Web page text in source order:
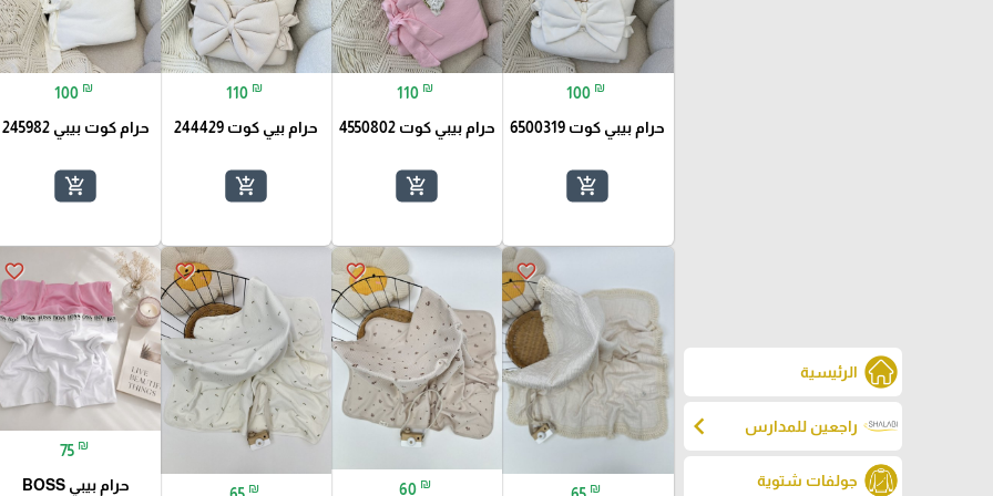
الرئيسية
راجعين للمدارس chevron_left
جولفات شتوية
100 ₪
حرام بيبي كوت 6500319
add_shopping_cart
110 ₪
حرام بيبي كوت 4550802
add_shopping_cart
110 ₪
حرام بيي كوت 244429
add_shopping_cart
100 ₪
حرام كوت بيبي 245982
add_shopping_cart
favorite_border
₪
favorite_border
60 ₪
favorite_border
₪
favorite_border
75 ₪
حرام بيبي BOSS